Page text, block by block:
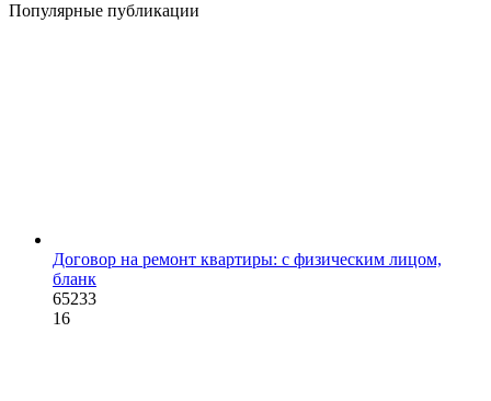
Популярные публикации
Договор на ремонт квартиры: с физическим лицом,
бланк
65233
16